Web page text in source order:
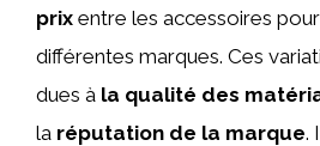
prix entre les accessoires
différentes marques. Ces
dues à la qualité des
la réputation de la marque.